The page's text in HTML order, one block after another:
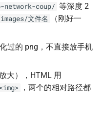
coup/ 等深度 2
文件名
（刚好一
过的 png，不直接放手机
大），HTML 用
<img>
，两个的相对路径都